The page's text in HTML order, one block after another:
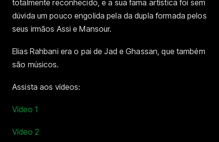
totalmente reconhecido, e a sua fama artística foi sem
dúvida um pouco engolida pela da dupla formada pelos
seus irmãos Assi e Mansour.
Elias Rahbani era o pai de Jad e Ghassan, que também
são músicos.
Assista aos vídeos:
Vídeo 1
Vídeo 2